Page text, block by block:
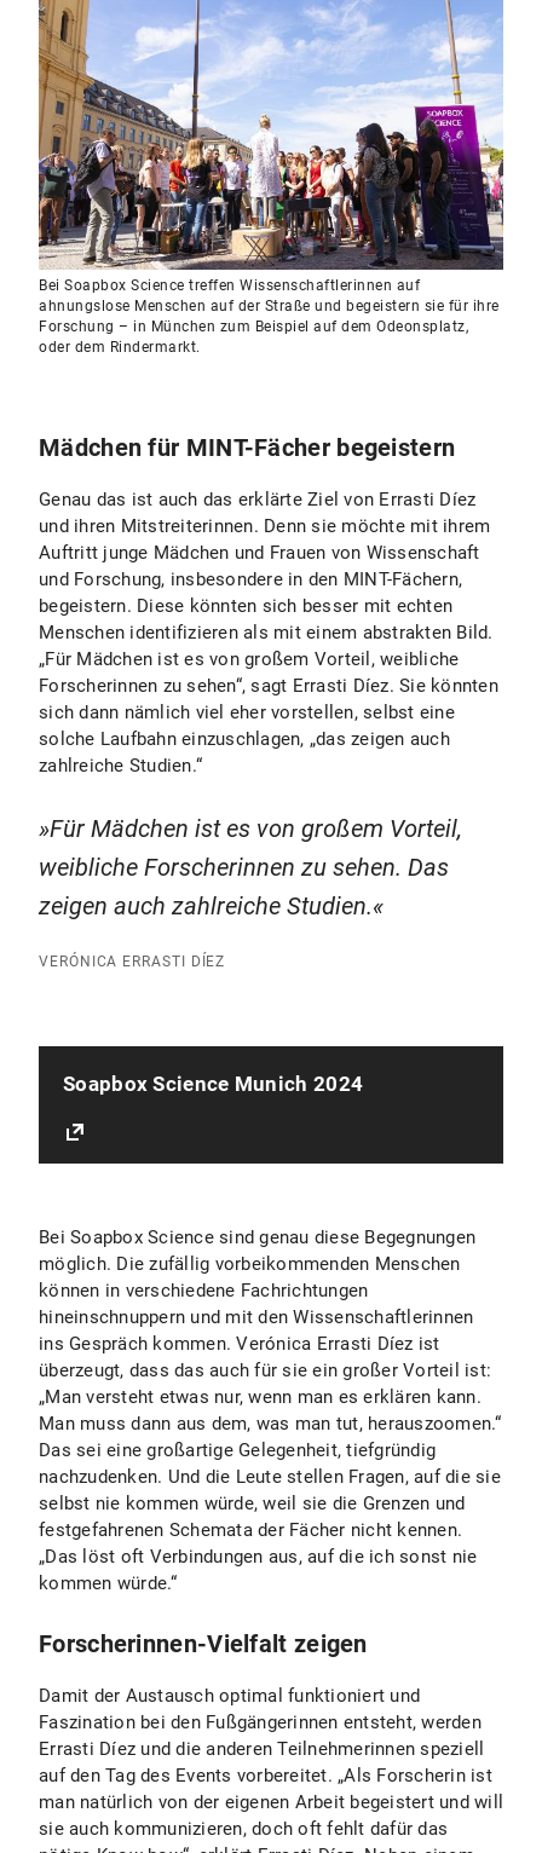
Bei Soapbox Science treffen Wissenschaftlerinnen auf
ahnungslose Menschen auf der Straße und begeistern sie für ihre
Forschung – in München zum Beispiel auf dem Odeonsplatz,
oder dem Rindermarkt.
Mädchen für MINT-Fächer begeistern
Genau das ist auch das erklärte Ziel von Errasti Díez
und ihren Mitstreiterinnen. Denn sie möchte mit ihrem
Auftritt junge Mädchen und Frauen von Wissenschaft
und Forschung, insbesondere in den MINT-Fächern,
begeistern. Diese könnten sich besser mit echten
Menschen identifizieren als mit einem abstrakten Bild.
„Für Mädchen ist es von großem Vorteil, weibliche
Forscherinnen zu sehen“, sagt Errasti Díez. Sie könnten
sich dann nämlich viel eher vorstellen, selbst eine
solche Laufbahn einzuschlagen, „das zeigen auch
zahlreiche Studien.“
Für Mädchen ist es von großem Vorteil,
weibliche Forscherinnen zu sehen. Das
zeigen auch zahlreiche Studien.
VERÓNICA ERRASTI DÍEZ
Soapbox Science Munich 2024
Bei Soapbox Science sind genau diese Begegnungen
möglich. Die zufällig vorbeikommenden Menschen
können in verschiedene Fachrichtungen
hineinschnuppern und mit den Wissenschaftlerinnen
ins Gespräch kommen. Verónica Errasti Díez ist
überzeugt, dass das auch für sie ein großer Vorteil ist:
„Man versteht etwas nur, wenn man es erklären kann.
Man muss dann aus dem, was man tut, herauszoomen.“
Das sei eine großartige Gelegenheit, tiefgründig
nachzudenken. Und die Leute stellen Fragen, auf die sie
selbst nie kommen würde, weil sie die Grenzen und
festgefahrenen Schemata der Fächer nicht kennen.
„Das löst oft Verbindungen aus, auf die ich sonst nie
kommen würde.“
Forscherinnen-Vielfalt zeigen
Damit der Austausch optimal funktioniert und
Faszination bei den Fußgängerinnen entsteht, werden
Errasti Díez und die anderen Teilnehmerinnen speziell
auf den Tag des Events vorbereitet. „Als Forscherin ist
man natürlich von der eigenen Arbeit begeistert und will
sie auch kommunizieren, doch oft fehlt dafür das